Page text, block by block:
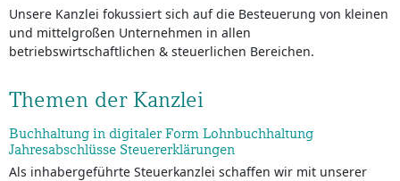
Unsere Kanzlei fokussiert sich auf die Besteuerung von kleinen
und mittelgroßen Unternehmen in allen
betriebswirtschaftlichen & steuerlichen Bereichen.
Themen der Kanzlei
Buchhaltung in digitaler Form Lohnbuchhaltung
Jahresabschlüsse Steuererklärungen
Als inhabergeführte Steuerkanzlei schaffen wir mit unserer